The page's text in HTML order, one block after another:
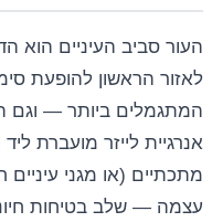
העור סביב העיניים הוא
לאזור הראשון להופעת
המתגמלים ביותר — וגם
אנרגיית לייזר מועברת
מתכתיים (או מגני עיניים
עצמה — שלב בטיחות